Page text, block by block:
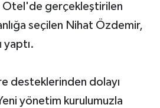
Otel'de gerçekleştirilen
seçilen Nihat Özdemir,
yaptı.
desteklerinden dolayı
yönetim kurulumuzla